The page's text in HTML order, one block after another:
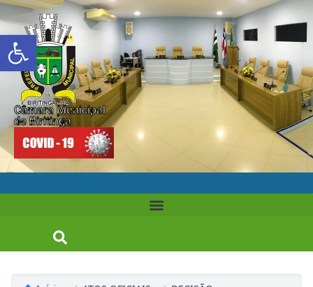
Câmara Municipal
de Biritinga
Abrir a barra de ferramentas